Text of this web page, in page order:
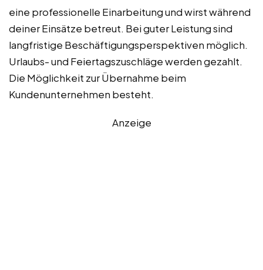
eine professionelle Einarbeitung und wirst während
deiner Einsätze betreut. Bei guter Leistung sind
langfristige Beschäftigungsperspektiven möglich.
Urlaubs- und Feiertagszuschläge werden gezahlt.
Die Möglichkeit zur Übernahme beim
Kundenunternehmen besteht.
Anzeige